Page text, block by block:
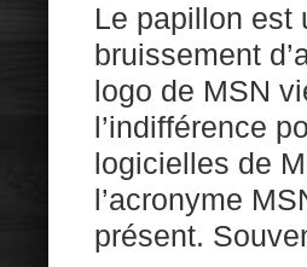
Le papillon est
bruissement
logo de MSN
l’indifférence
logicielles de
l’acronyme
présent.